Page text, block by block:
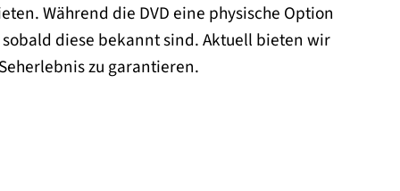
Während die DVD eine physische Option
diese bekannt sind. Aktuell bieten wir
zu garantieren.